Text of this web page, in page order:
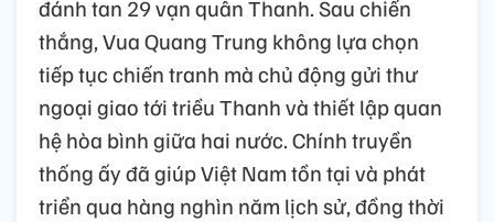
đánh tan 29 vạn quân Thanh. Sau chiến
thắng, Vua Quang Trung không lựa chọn
tiếp tục chiến tranh mà chủ động gửi thư
ngoại giao tới triều Thanh và thiết lập quan
hệ hòa bình giữa hai nước. Chính truyền
thống ấy đã giúp Việt Nam tồn tại và phát
triển qua hàng nghìn năm lịch sử, đồng thời